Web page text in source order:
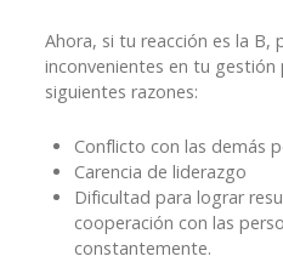
Ahora, si tu reacción es la B,
inconvenientes en tu gestión
siguientes razones:
Conflicto con las demás
Carencia de liderazgo
Dificultad para lograr
cooperación con las
constantemente.